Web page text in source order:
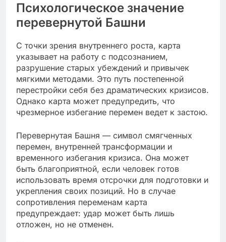
Психологическое значение
перевернутой Башни
С точки зрения внутреннего роста, карта
указывает на работу с подсознанием,
разрушение старых убеждений и привычек
мягкими методами. Это путь постепенной
перестройки себя без драматических кризисов.
Однако карта может предупредить, что
чрезмерное избегание перемен ведет к застою.
Перевернутая Башня — символ смягченных
перемен, внутренней трансформации и
временного избегания кризиса. Она может
быть благоприятной, если человек готов
использовать время отсрочки для подготовки и
укрепления своих позиций. Но в случае
сопротивления переменам карта
предупреждает: удар может быть лишь
отложен, но не отменен.